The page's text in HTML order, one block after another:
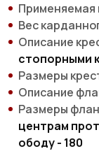
Применяемая
Вес
Описание
стопорными
Размеры
Описание
Размеры
центрам
ободу - 180